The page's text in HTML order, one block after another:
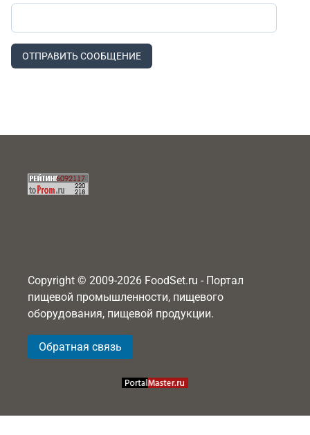
ОТПРАВИТЬ СООБЩЕНИЕ
Copyright © 2009-2026 FoodSet.ru - Портал
пищевой промышленности, пищевого
оборудования, пищевой продукции.
Обратная связь